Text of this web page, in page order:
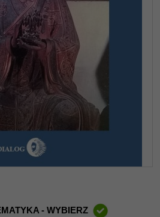
- WYBIERZ